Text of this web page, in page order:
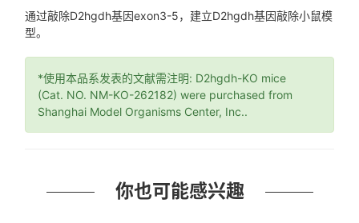
通过敲除D2hgdh基因exon3-5，建立D2hgdh基因敲除小鼠模
型。
*使用本品系发表的文献需注明: D2hgdh-KO mice
(Cat. NO. NM-KO-262182) were purchased from
Shanghai Model Organisms Center, Inc..
你也可能感兴趣